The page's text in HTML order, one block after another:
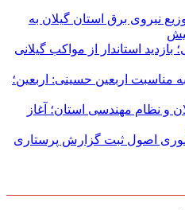
نیروی برق استان گیلان به
استاندار از مواکب گیلانی
به مناسبت اربعین حسینی: اربعین؛
و نظام مهندسی استان؛ آغاز
اصول ثبت گزارش پرستاری